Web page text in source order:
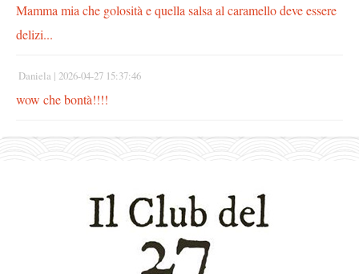
Mamma mia che golosità e quella salsa al caramello deve essere
delizi...
Daniela | 2026-04-27 15:37:46
wow che bontà!!!!